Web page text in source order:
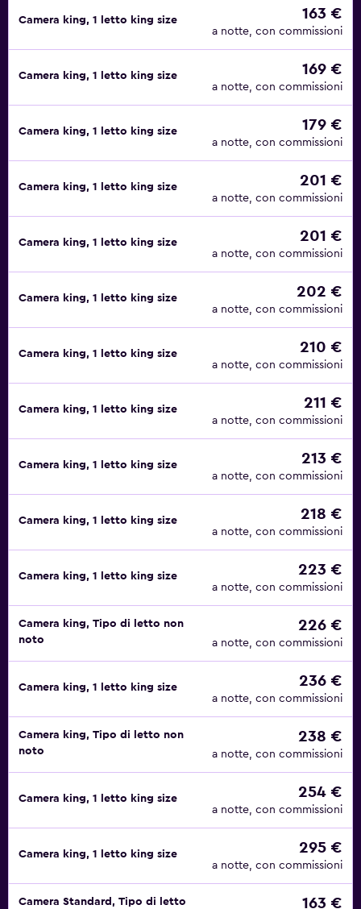
Camera king, 1 letto king size 163 €
a notte, con commissioni
Camera king, 1 letto king size 169 €
a notte, con commissioni
Camera king, 1 letto king size 179 €
a notte, con commissioni
Camera king, 1 letto king size 201 €
a notte, con commissioni
Camera king, 1 letto king size 201 €
a notte, con commissioni
Camera king, 1 letto king size 202 €
a notte, con commissioni
Camera king, 1 letto king size 210 €
a notte, con commissioni
Camera king, 1 letto king size 211 €
a notte, con commissioni
Camera king, 1 letto king size 213 €
a notte, con commissioni
Camera king, 1 letto king size 218 €
a notte, con commissioni
Camera king, 1 letto king size 223 €
a notte, con commissioni
Camera king, Tipo di letto non
noto
226 €
a notte, con commissioni
Camera king, 1 letto king size 236 €
a notte, con commissioni
Camera king, Tipo di letto non
noto
238 €
a notte, con commissioni
Camera king, 1 letto king size 254 €
a notte, con commissioni
Camera king, 1 letto king size 295 €
a notte, con commissioni
Camera Standard, Tipo di letto
163 €